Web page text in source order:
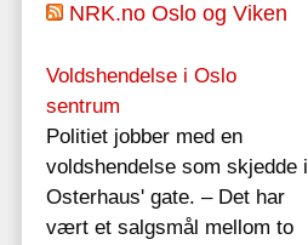
NRK.no Oslo og Viken
Voldshendelse i Oslo
sentrum
Politiet jobber med en
voldshendelse som skjedde i
Osterhaus' gate. – Det har
vært et salgsmål mellom to